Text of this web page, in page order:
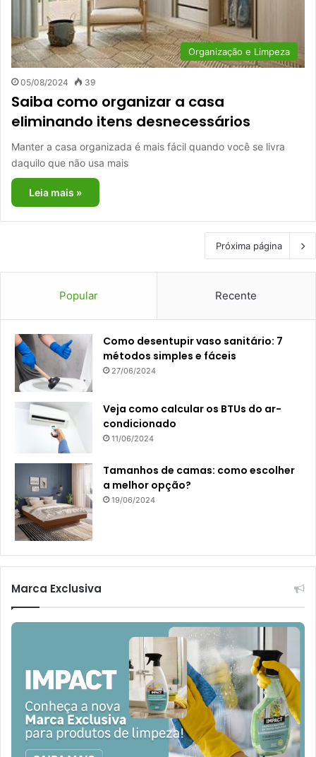
Organização e Limpeza
05/08/2024 39
Saiba como organizar a casa
eliminando itens desnecessários
Manter a casa organizada é mais fácil quando você se livra
daquilo que não usa mais
Leia mais »
Próxima página
Popular Recente
Como desentupir vaso sanitário: 7
métodos simples e fáceis
27/06/2024
Veja como calcular os BTUs do ar-
condicionado
11/06/2024
Tamanhos de camas: como escolher
a melhor opção?
19/06/2024
Marca Exclusiva